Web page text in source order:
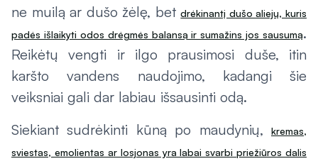
ne muilą ar dušo žėlę, betdrėkinantį dušo aliejų, kuris
padės išlaikyti odos drėgmės balansą ir sumažins jos sausumą.
Reikėtų vengti ir ilgo prausimosi duše, itin
karšto vandens naudojimo, kadangi šie
veiksniai gali dar labiau išsausinti odą.
Siekiant sudrėkinti kūną po maudynių,
kremas,
sviestas, emolientas ar losjonas yra labai svarbi priežiūros dalis